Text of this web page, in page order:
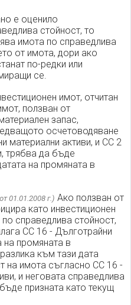
е оценило
стойност, то
имота по справедлива
от имота, дори ако
по-редки или
се.
имот, отчитан
ползван от
запас,
осчетоводяване
материални активи, и СС 2
трябва да бъде
на промяната в
01.01.2008 г.) Ако ползван от
като инвестиционен
справедлива стойност,
СС 16 - Дълготрайни
на промяната в
към тази дата
на имота съгласно СС 16 -
и неговата справедлива
призната като текущ